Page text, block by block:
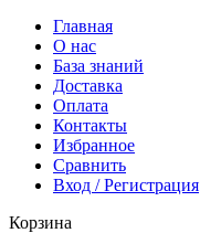
Главная
О нас
База знаний
Доставка
Оплата
Контакты
Избранное
Сравнить
Вход / Регистрация
Корзина